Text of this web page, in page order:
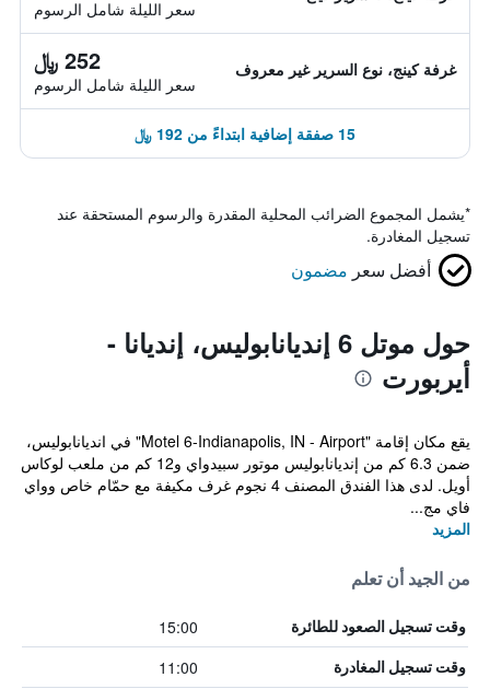
سعر الليلة شامل الرسوم
غرفة كينج، نوع السرير غير معروف 252 ﷼
سعر الليلة شامل الرسوم
15 صفقة إضافية ابتداءً من 192 ﷼
*يشمل المجموع الضرائب المحلية المقدرة والرسوم المستحقة عند
تسجيل المغادرة.
أفضل سعر مضمون
حول موتل 6 إنديانابوليس، إنديانا -
أيربورت
يقع مكان إقامة "Motel 6-Indianapolis, IN - Airport" في انديانابوليس،
ضمن 6.3 كم من إنديانابوليس موتور سبيدواي و12 كم من ملعب لوكاس
أويل. لدى هذا الفندق المصنف 4 نجوم غرف مكيفة مع حمّام خاص وواي
فاي مج...
المزيد
من الجيد أن تعلم
وقت تسجيل الصعود للطائرة 15:00
وقت تسجيل المغادرة 11:00